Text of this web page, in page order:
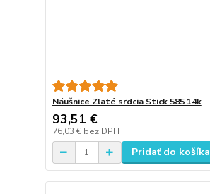
Náušnice Zlaté srdcia Stick 585 14k
93,51 €
76,03 € bez DPH
Pridať do košíka